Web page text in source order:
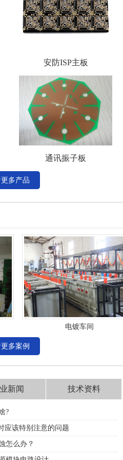
安防ISP主板
通讯振子板
多产品
电镀车间
多案例
新闻 技术资料
?
应该特别注意的问题
怎么办？